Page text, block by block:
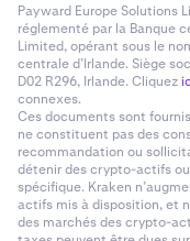
Payward Europe Solutions
réglementé par la Banque
Limited, opérant sous le
centrale d’Irlande. Siège
D02 R296, Irlande. Cliquez
connexes.
Ces documents sont
ne constituent pas des
recommandation ou
détenir des crypto-actifs
spécifique. Kraken
actifs mis à disposition, et
des marchés des crypto-